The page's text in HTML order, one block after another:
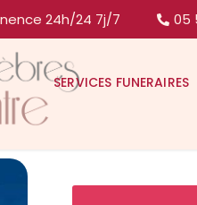
24h/24 7j/7 05
SERVICES FUNERAIRES